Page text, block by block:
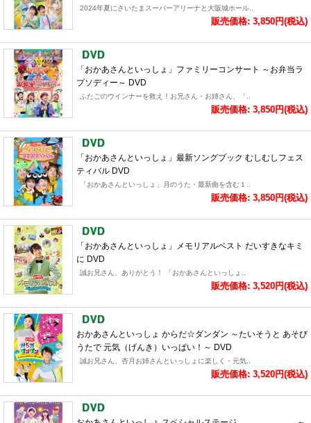
2024年夏にさいたまスーパーアリーナと大阪城ホール..
販売価格: 3,850円(税込)
「おかあさんといっしょ」ファミリーコンサート ～お弁当ラ
プソディー～ DVD
ふたごのウインナーを救え！お兄さん・お姉さん、「..
販売価格: 3,850円(税込)
「おかあさんといっしょ」最新ソングブック むしむしフェス
ティバル DVD
「おかあさんといっしょ」月のうた・最新曲を含む１..
販売価格: 3,850円(税込)
「おかあさんといっしょ」メモリアルベスト だいすきなキミ
に DVD
誠お兄さん、ありがとう！ 「おかあさんといっしょ..
販売価格: 3,520円(税込)
おかあさんといっしょ からだ☆ダンダン ～たいそうと あそび
うたで 元気（げんき）いっぱい！～ DVD
誠お兄さん、杏月お姉さんといっしょに楽しく・元気..
販売価格: 3,520円(税込)